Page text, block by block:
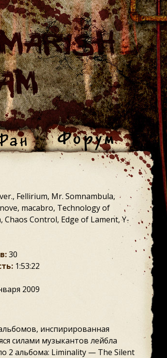
Fellirium, Mr. Somnambula,
macabro, Technology of
Chaos Control, Edge of Lament, Y-
30
1:53:22
2009
инспирированная
силами музыкантов лейбла
2 альбома: Liminality — The Silent